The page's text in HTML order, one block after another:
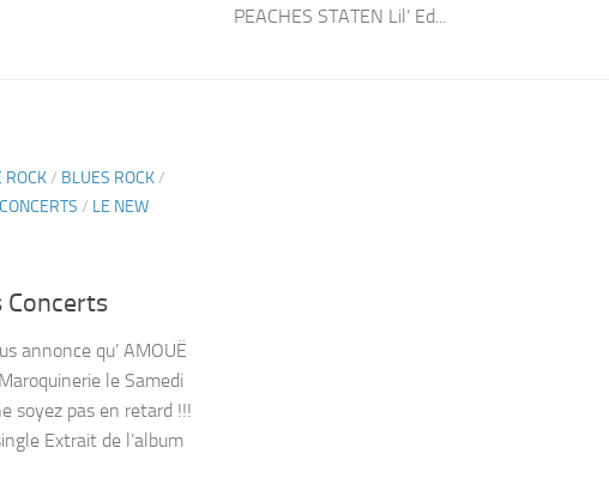
PEACHES STATEN Lil’ Ed...
ROCK/ BLUES ROCK/
/ LE NEW
Concerts
annonce qu’ AMOUË
le Samedi
soyez pas en retard !!!
Extrait de l’album